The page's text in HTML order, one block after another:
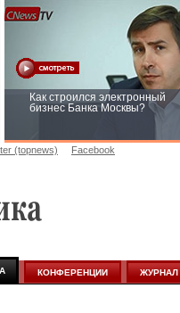
Как строился электронный
бизнес Банка Москвы?
(topnews) Facebook
КОНФЕРЕНЦИИ ЖУРНАЛ